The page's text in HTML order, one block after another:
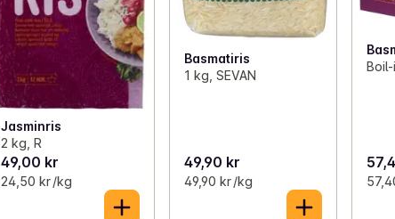
Jasminris
2 kg, R
49,00 kr
24,50 kr /kg
Basmatiris
1 kg, SEVAN
49,90 kr
49,90 kr /kg